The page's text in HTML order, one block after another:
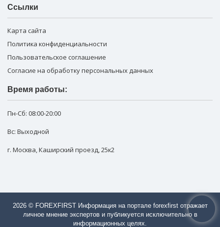
Ссылки
Карта сайта
Политика конфиденциальности
Пользовательское соглашение
Согласие на обработку персональных данных
Время работы:
Пн-Сб: 08:00-20:00
Вс: Выходной
г. Москва,Каширский проезд, 25к2
2026 © FOREXFIRST Информация на портале forexfirst отражает
личное мнение экспертов и публикуется исключительно в
информационных целях.